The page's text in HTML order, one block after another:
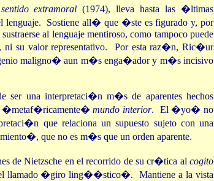
extramoral (1974), lleva hasta las �ltimas
lenguaje. Sostiene all� que �ste es figurado y, por
al lenguaje mentiroso, como tampoco puede
ni su valor representativo. Por esta raz�n, Ric�ur
maligno� aun m�s enga�ador y m�s incisivo
ser una interpretaci�n m�s de aparentes hechos
�metaf�ricamente�mundo interior. El �yo� no
que relaciona un supuesto sujeto con una
que no es m�s que un orden aparente.
de Nietzsche en el recorrido de su cr�tica al cogito
el llamado �giro ling��stico�. Mantiene a la vista